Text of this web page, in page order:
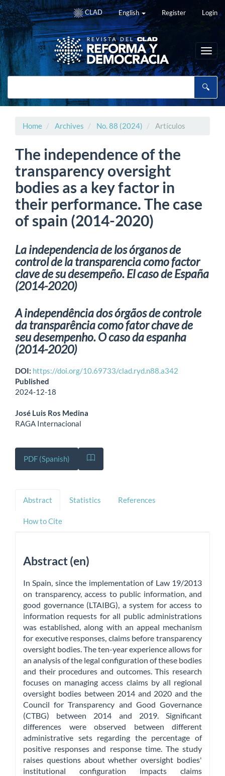
Main
Navigation
Main
Content
Sidebar
CLAD English Register Login
Home Archives No. 88 (2024) Artículos
The independence of the
transparency oversight
bodies as a key factor in
their performance. The case
of spain (2014-2020)
La independencia de los órganos de
control de la transparencia como factor
clave de su desempeño. El caso de España
(2014-2020)
A independência dos órgãos de controle
da transparência como fator chave de
seu desempenho. O caso da espanha
(2014-2020)
DOI: https://doi.org/10.69733/clad.ryd.n88.a342
Published
2024-12-18
José Luis Ros Medina
RAGA Internacional
PDF (Spanish)
Abstract Statistics References
How to Cite
Abstract (en)
In Spain, since the implementation of Law 19/2013
on transparency, access to public information, and
good governance (LTAIBG), a system for access to
information requests for all public administrations
was established, along with an appeal mechanism
for executive responses, claims before transparency
oversight bodies. The ten-year experience allows for
an analysis of the legal configuration of these bodies
and their procedures and outcomes. This research
focuses on managing access claims by all regional
oversight bodies between 2014 and 2020 and the
Council for Transparency and Good Governance
(CTBG) between 2014 and 2019. Significant
differences were observed between different
administrative sets regarding the percentage of
positive responses and response time. The study
raises questions about whether oversight bodies'
institutional configuration impacts claims